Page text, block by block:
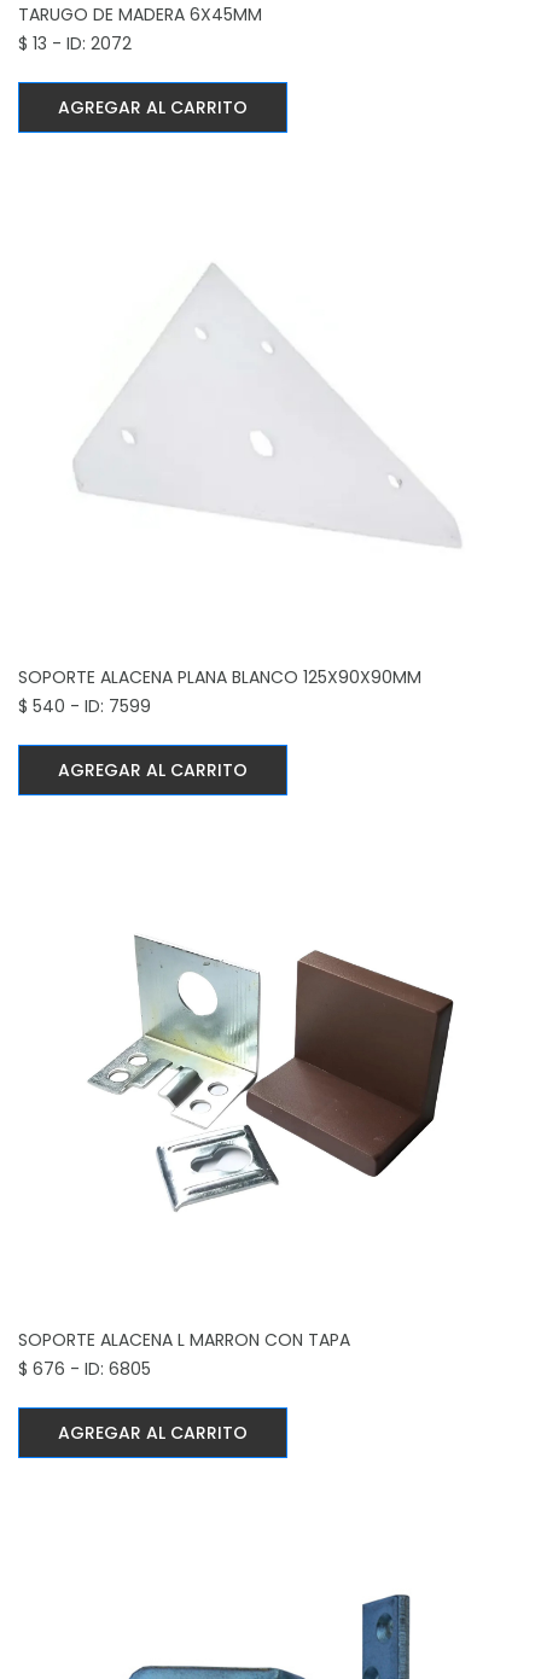
TARUGO DE MADERA 6X45MM
$ 13 - ID: 2072
AGREGAR AL CARRITO
SOPORTE ALACENA PLANA BLANCO 125X90X90MM
$ 540 - ID: 7599
AGREGAR AL CARRITO
SOPORTE ALACENA L MARRON CON TAPA
$ 676 - ID: 6805
AGREGAR AL CARRITO